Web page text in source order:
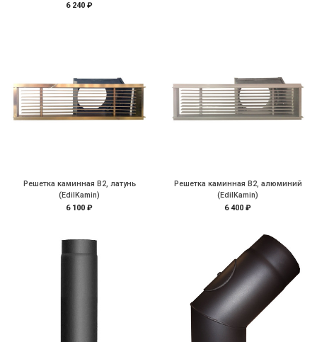
6 240 ₽
Решетка каминная B2, латунь
(EdilKamin)
6 100 ₽
Решетка каминная B2, алюминий
(EdilKamin)
6 400 ₽